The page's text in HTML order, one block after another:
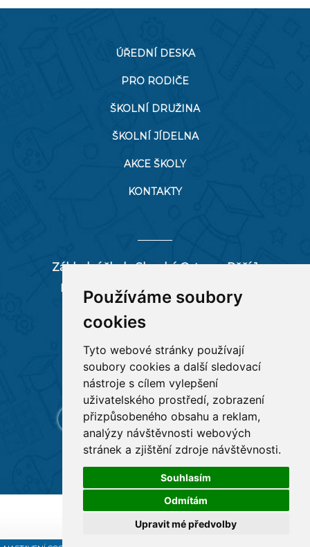
Používáme soubory
cookies
Tyto webové stránky používají
soubory cookies a další sledovací
nástroje s cílem vylepšení
uživatelského prostředí, zobrazení
přizpůsobeného obsahu a reklam,
analýzy návštěvnosti webových
stránek a zjištění zdroje návštěvnosti.
Souhlasím
Odmítám
Upravit mé předvolby
ÚŘEDNÍ DESKA
PRO RODIČE
ŠKOLNÍ DRUŽINA
ŠKOLNÍ JÍDELNA
AKCE ŠKOLY
KONTAKTY
Základní škola Slezská Ostrava, Pěší 1
Pěší 66/1, 712 00 Ostrava-Muglinov
tel:596 244 880
RYCHLÉ ODKAZY
Všechna práva vyhrazena Základní škola Pěší 1
Tvorba a provoz webu:
ISSA CZECH